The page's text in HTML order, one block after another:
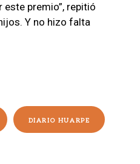
premio”, repitió
Y no hizo falta
DIARIO HUARPE